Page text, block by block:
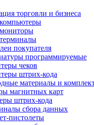
торговли и бизнеса
покупателя
программируемые
чеков
штрих-кода
материалы и
магнитных карт
штрих-кода
сбора данных
пистолеты